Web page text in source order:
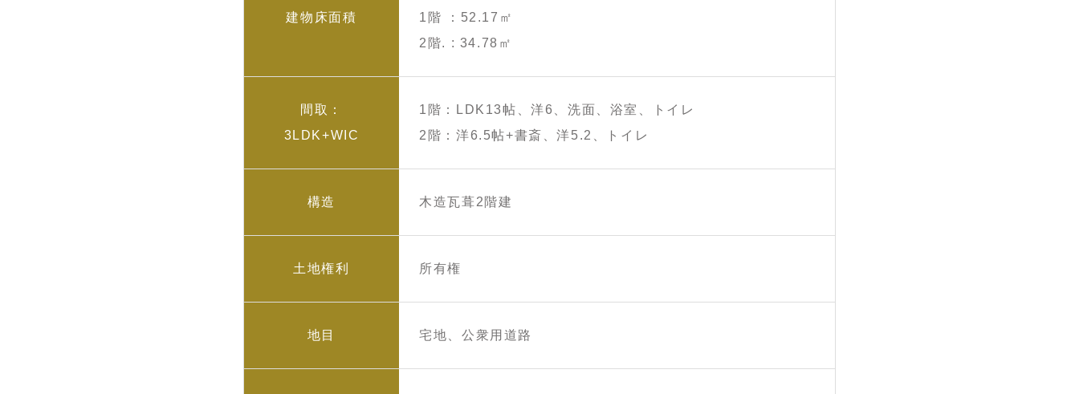
建物床面積
1階 ：52.17㎡
2階. : 34.78㎡
間取：
3LDK+WIC
1階：LDK13帖、洋6、洗面、浴室、トイレ
2階：洋6.5帖+書斎、洋5.2、トイレ
構造 木造瓦葺2階建
土地権利 所有権
地目 宅地、公衆用道路